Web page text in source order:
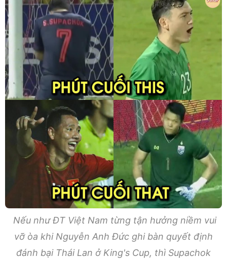
Nếu như ĐT Việt Nam từng tận hưởng niềm vui
vỡ òa khi Nguyễn Anh Đức ghi bàn quyết định
đánh bại Thái Lan ở King's Cup, thì Supachok